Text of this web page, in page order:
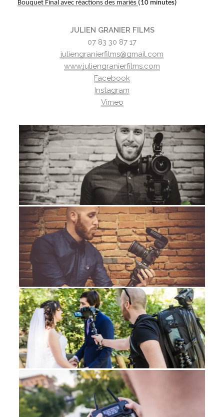
Bouquet Final avec réactions des mariés (10 minutes)
JULIEN GRANIER FILMS
07 83 30 87 17
juliengranierfilms@gmail.com
www.juliengranierfilms.com
Facebook
Instagram
Vimeo